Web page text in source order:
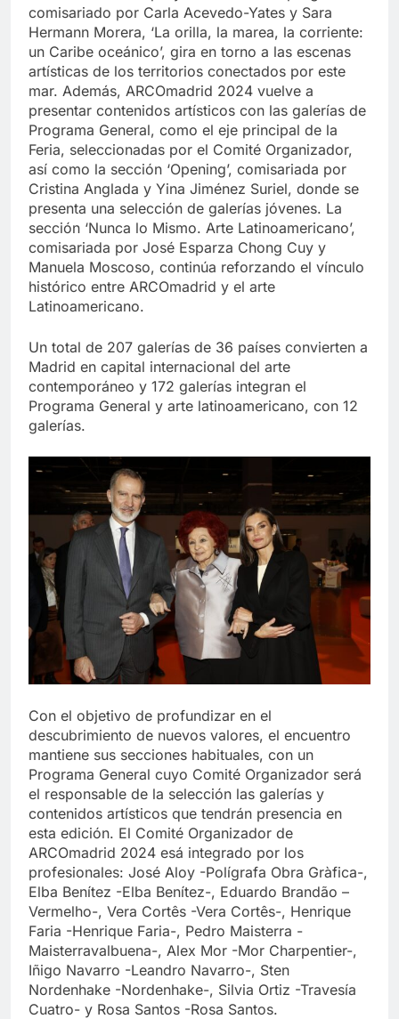
comisariado por Carla Acevedo-Yates y Sara
Hermann Morera, ‘La orilla, la marea, la corriente:
un Caribe oceánico’, gira en torno a las escenas
artísticas de los territorios conectados por este
mar. Además, ARCOmadrid 2024 vuelve a
presentar contenidos artísticos con las galerías de
Programa General, como el eje principal de la
Feria, seleccionadas por el Comité Organizador,
así como la sección ‘Opening’, comisariada por
Cristina Anglada y Yina Jiménez Suriel, donde se
presenta una selección de galerías jóvenes. La
sección ‘Nunca lo Mismo. Arte Latinoamericano’,
comisariada por José Esparza Chong Cuy y
Manuela Moscoso, continúa reforzando el vínculo
histórico entre ARCOmadrid y el arte
Latinoamericano.
Un total de 207 galerías de 36 países convierten a
Madrid en capital internacional del arte
contemporáneo y 172 galerías integran el
Programa General y arte latinoamericano, con 12
galerías.
Con el objetivo de profundizar en el
descubrimiento de nuevos valores, el encuentro
mantiene sus secciones habituales, con un
Programa General cuyo Comité Organizador será
el responsable de la selección las galerías y
contenidos artísticos que tendrán presencia en
esta edición. El Comité Organizador de
ARCOmadrid 2024 esá integrado por los
profesionales: José Aloy -Polígrafa Obra Gràfica-,
Elba Benítez -Elba Benítez-, Eduardo Brandão –
Vermelho-, Vera Cortês -Vera Cortês-, Henrique
Faria -Henrique Faria-, Pedro Maisterra -
Maisterravalbuena-, Alex Mor -Mor Charpentier-,
Iñigo Navarro -Leandro Navarro-, Sten
Nordenhake -Nordenhake-, Silvia Ortiz -Travesía
Cuatro- y Rosa Santos -Rosa Santos.